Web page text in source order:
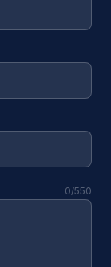
0/550